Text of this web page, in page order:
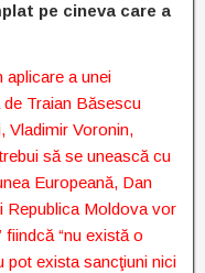
pe cineva care a
aplicare a unei
Traian Băsescu
Vladimir Voronin,
să se unească cu
Europeană, Dan
Republica Moldova vor
“nu există o
pot exista sancţiuni nici